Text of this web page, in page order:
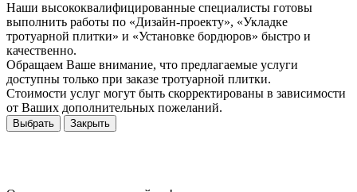
Наши высококвалифицированные специалисты готовы
выполнить работы по «Дизайн-проекту», «Укладке
тротуарной плитки» и «Установке бордюров» быстро и
качественно.
Обращаем Ваше внимание, что предлагаемые услуги
доступны только при заказе тротуарной плитки.
Стоимости услуг могут быть скорректированы в зависимости
от Ваших дополнительных пожеланий.
Выбрать Закрыть